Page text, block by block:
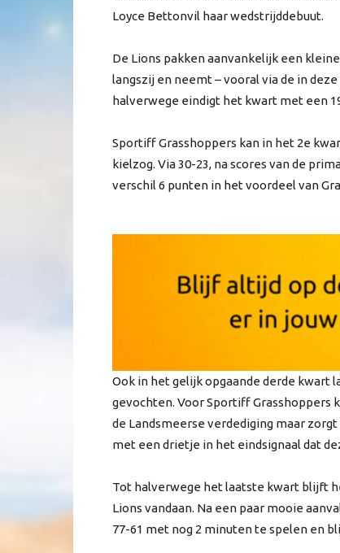
Loyce Bettonvil haar wedstrijddebuut.
De Lions pakken aanvankelijk een
langszij en neemt – vooral via de in
halverwege eindigt het kwart met een
Sportiff Grasshoppers kan in het 2e
kielzog. Via 30-23, na scores van de
verschil 6 punten in het voordeel van
Ook in het gelijk opgaande derde kwart
gevochten. Voor Sportiff Grasshoppers
de Landsmeerse verdediging maar
met een drietje in het eindsignaal dat
Tot halverwege het laatste kwart blijft
Lions vandaan. Na een paar mooie
77-61 met nog 2 minuten te spelen en